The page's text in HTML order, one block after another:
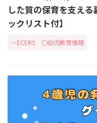
した質の保育を支え
ックリスト付】
－ECERS 〇幼児教育情報